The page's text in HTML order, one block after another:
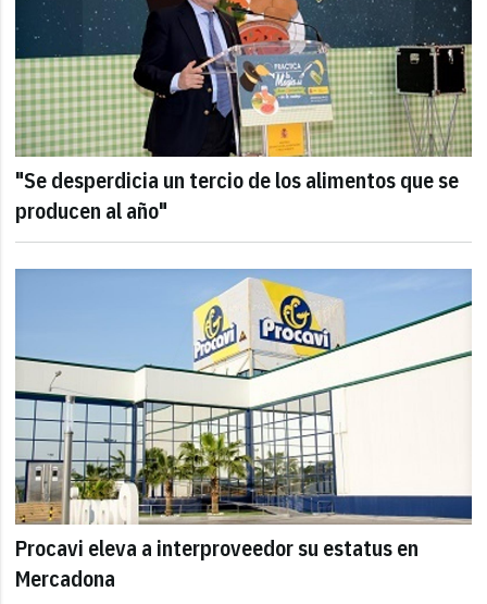
"Se desperdicia un tercio de los alimentos que se
producen al año"
Procavi eleva a interproveedor su estatus en
Mercadona